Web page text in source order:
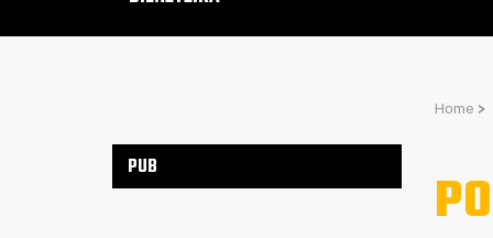
Home >
PUB